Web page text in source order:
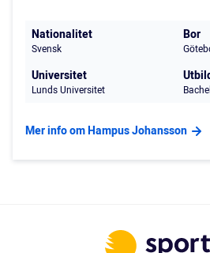
Nationalitet
Svensk
Bor
Universitet
Lunds Universitet
Mer info om Hampus Johansson